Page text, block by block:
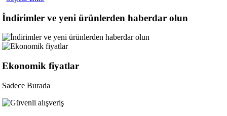
İndirimler ve yeni ürünlerden haberdar olun
Ekonomik fiyatlar
Sadece Burada